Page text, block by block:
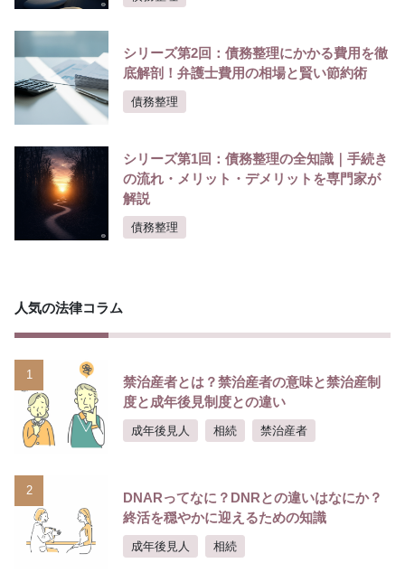
シリーズ第2回：債務整理にかかる費用を徹
底解剖！弁護士費用の相場と賢い節約術
債務整理
シリーズ第1回：債務整理の全知識｜手続き
の流れ・メリット・デメリットを専門家が
解説
債務整理
人気の法律コラム
1
禁治産者とは？禁治産者の意味と禁治産制
度と成年後見制度との違い
成年後見人 相続 禁治産者
2
DNARってなに？DNRとの違いはなにか？
終活を穏やかに迎えるための知識
成年後見人 相続